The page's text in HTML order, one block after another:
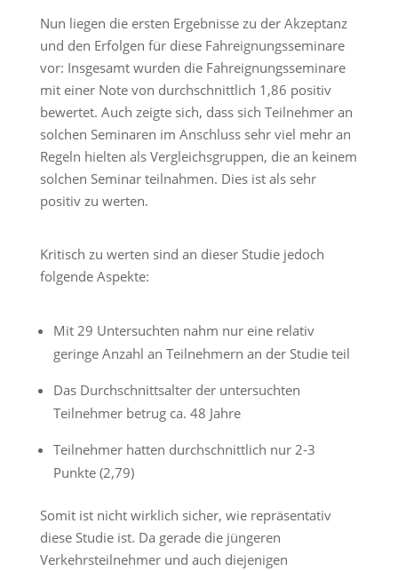
Nun liegen die ersten Ergebnisse zu der Akzeptanz
und den Erfolgen für diese Fahreignungsseminare
vor: Insgesamt wurden die Fahreignungsseminare
mit einer Note von durchschnittlich 1,86 positiv
bewertet. Auch zeigte sich, dass sich Teilnehmer an
solchen Seminaren im Anschluss sehr viel mehr an
Regeln hielten als Vergleichsgruppen, die an keinem
solchen Seminar teilnahmen. Dies ist als sehr
positiv zu werten.
Kritisch zu werten sind an dieser Studie jedoch
folgende Aspekte:
Mit 29 Untersuchten nahm nur eine relativ
geringe Anzahl an Teilnehmern an der Studie teil
Das Durchschnittsalter der untersuchten
Teilnehmer betrug ca. 48 Jahre
Teilnehmer hatten durchschnittlich nur 2-3
Punkte (2,79)
Somit ist nicht wirklich sicher, wie repräsentativ
diese Studie ist. Da gerade die jüngeren
Verkehrsteilnehmer und auch diejenigen